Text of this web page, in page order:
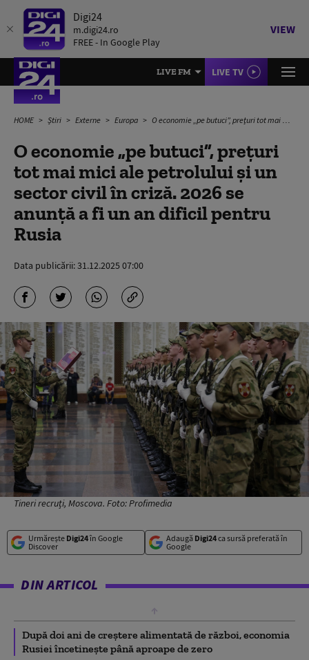
Digi24
m.digi24.ro
FREE - In Google Play
VIEW
LIVE FM LIVE TV
HOME Știri Externe Europa O economie „pe butuci”, prețuri tot mai mici ale petrolului și un sector civil în criză. 2026 se anunță a fi un an dificil pentru Rusia
O economie „pe butuci”, prețuri
tot mai mici ale petrolului și un
sector civil în criză. 2026 se
anunță a fi un an dificil pentru
Rusia
Data publicării:31.12.2025 07:00
Tineri recruți, Moscova. Foto: Profimedia
Urmărește Digi24în Google
Discover
Adaugă Digi24ca sursă preferată în
Google
DIN ARTICOL
După doi ani de creștere alimentată de război, economia
Rusiei încetinește până aproape de zero